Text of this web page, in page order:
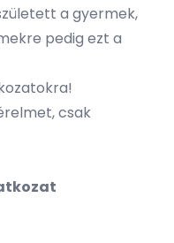
a gyermek,
pedig ezt a
csak